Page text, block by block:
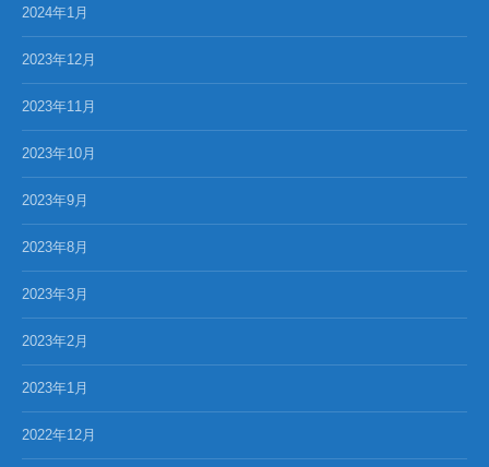
2024年1月
2023年12月
2023年11月
2023年10月
2023年9月
2023年8月
2023年3月
2023年2月
2023年1月
2022年12月